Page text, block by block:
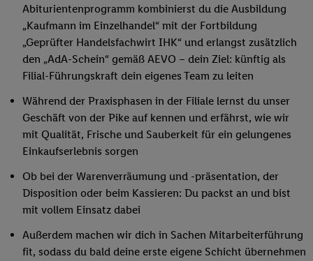
Abiturientenprogramm kombinierst du die Ausbildung
„Kaufmann im Einzelhandel“ mit der Fortbildung
„Geprüfter Handelsfachwirt IHK“ und erlangst zusätzlich
den „AdA-Schein“ gemäß AEVO – dein Ziel: künftig als
Filial-Führungskraft dein eigenes Team zu leiten
Während der Praxisphasen in der Filiale lernst du unser
Geschäft von der Pike auf kennen und erfährst, wie wir
mit Qualität, Frische und Sauberkeit für ein gelungenes
Einkaufserlebnis sorgen
Ob bei der Warenverräumung und -präsentation, der
Disposition oder beim Kassieren: Du packst an und bist
mit vollem Einsatz dabei
Außerdem machen wir dich in Sachen Mitarbeiterführung
fit, sodass du bald deine erste eigene Schicht übernehmen